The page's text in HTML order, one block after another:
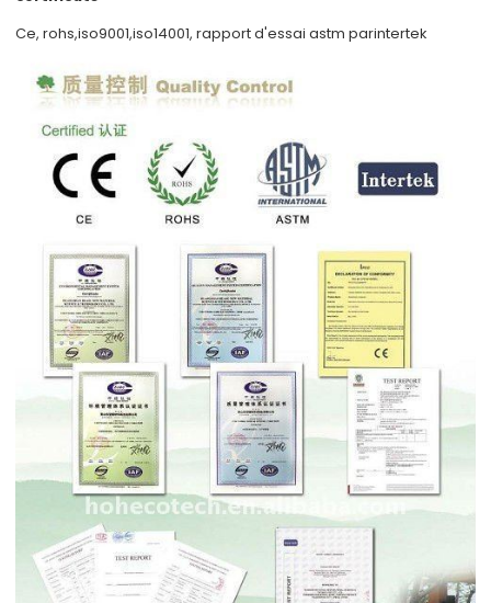
Ce, rohs,iso9001,iso14001, rapport d'essai astm parintertek